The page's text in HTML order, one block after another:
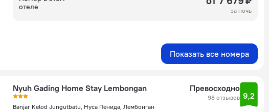
отеле
за ночь
Показать все номера
Nyuh Gading Home Stay Lembongan
Banjar Kelod Jungutbatu, Нуса Пенида, Лембонган
Превосходно
98 отзывов 9,2